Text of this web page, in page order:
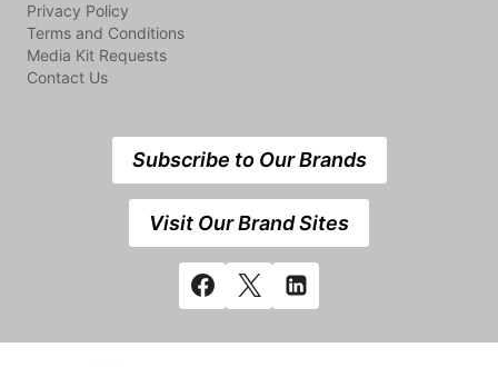
Privacy Policy
Terms and Conditions
Media Kit Requests
Contact Us
Subscribe to Our Brands
Visit Our Brand Sites